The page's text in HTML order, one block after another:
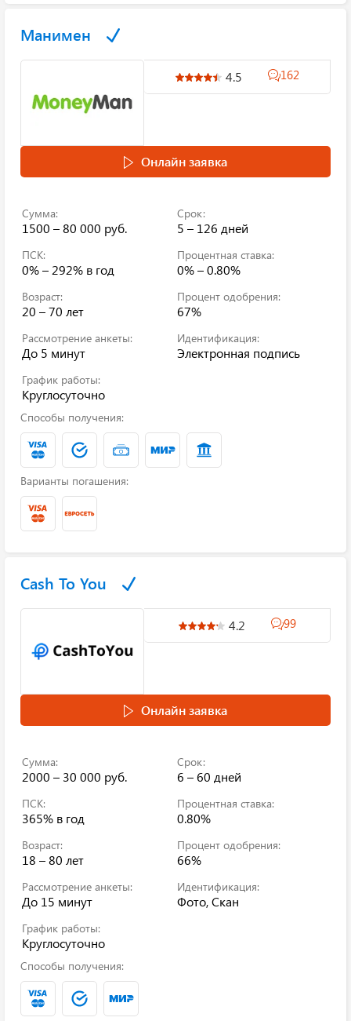
Манимен
4.5 162
Онлайн заявка
Сумма:
1500 – 80 000 руб.
Срок:
5 – 126 дней
ПСК:
0% – 292% в год
Процентная ставка:
0% – 0.80%
Возраст:
20 – 70 лет
Процент одобрения:
67%
Рассмотрение анкеты:
До 5 минут
Идентификация:
Электронная подпись
График работы:
Круглосуточно
Способы получения:
Варианты погашения:
Cash To You
4.2 99
Онлайн заявка
Сумма:
2000 – 30 000 руб.
Срок:
6 – 60 дней
ПСК:
365% в год
Процентная ставка:
0.80%
Возраст:
18 – 80 лет
Процент одобрения:
66%
Рассмотрение анкеты:
До 15 минут
Идентификация:
Фото, Скан
График работы:
Круглосуточно
Способы получения: